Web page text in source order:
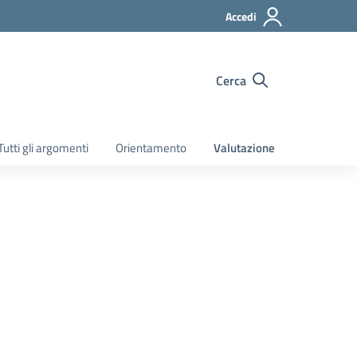
Accedi
Cerca
gli argomenti Orientamento Valutazione